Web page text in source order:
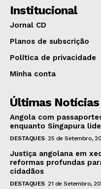
Institucional
Jornal CD
Planos de subscrição
Política de privacidade
Minha conta
Últimas Notícias
Angola com
enquanto Singapura
DESTAQUES 25 de Setembro,
Justiça angolana em
reformas profundas
cidadãos
DESTAQUES 21 de Setembro,